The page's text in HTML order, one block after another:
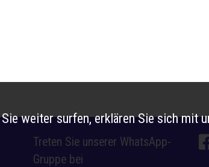
Treten Sie unserer WhatsApp-
Gruppe bei
weiter surfen, erklären Sie sich mit